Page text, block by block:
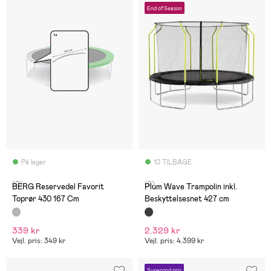
På lager
(0)
BERG Reservedel Favorit
Toprør 430 167 Cm
339 kr
Vejl. pris: 349 kr
End of Season
10 TILBAGE
(9)
Plum Wave Trampolin inkl.
Beskyttelsesnet 427 cm
2.329 kr
Vejl. pris: 4.399 kr